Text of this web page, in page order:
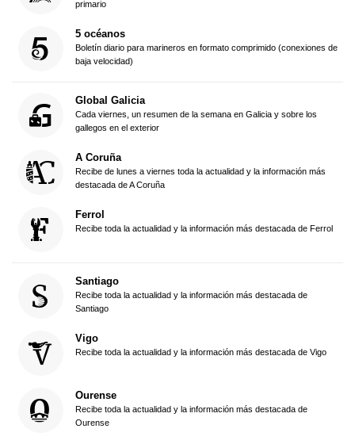
primario
5 océanos
Boletín diario para marineros en formato comprimido (conexiones de
baja velocidad)
Global Galicia
Cada viernes, un resumen de la semana en Galicia y sobre los
gallegos en el exterior
A Coruña
Recibe de lunes a viernes toda la actualidad y la información más
destacada de A Coruña
Ferrol
Recibe toda la actualidad y la información más destacada de Ferrol
Santiago
Recibe toda la actualidad y la información más destacada de
Santiago
Vigo
Recibe toda la actualidad y la información más destacada de Vigo
Ourense
Recibe toda la actualidad y la información más destacada de
Ourense